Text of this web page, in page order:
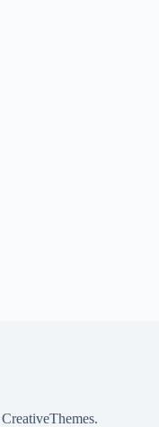
CreativeThemes.